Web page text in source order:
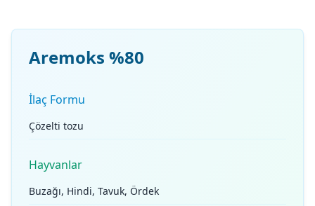
Aremoks %80
İlaç Formu
Çözelti tozu
Hayvanlar
Buzağı, Hindi, Tavuk, Ördek